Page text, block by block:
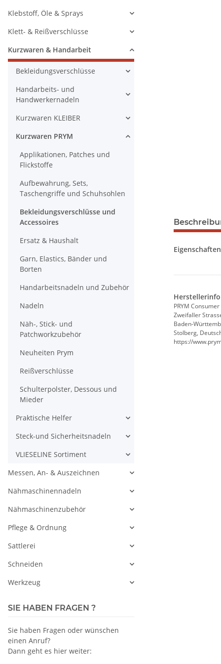
PRYM
Zweifaller
Baden-
Stolberg,
https://
Klebstoff, Öle & Sprays
Klett- & Reißverschlüsse
Kurzwaren & Handarbeit
Bekleidungsverschlüsse
Handarbeits- und
Handwerkernadeln
Kurzwaren KLEIBER
Kurzwaren PRYM
Applikationen, Patches und
Flickstoffe
Aufbewahrung, Sets,
Taschengriffe und Schuhsohlen
Bekleidungsverschlüsse und
Accessoires
Ersatz & Haushalt
Garn, Elastics, Bänder und
Borten
Handarbeitsnadeln und Zubehör
Nadeln
Näh-, Stick- und
Patchworkzubehör
Neuheiten Prym
Reißverschlüsse
Schulterpolster, Dessous und
Mieder
Praktische Helfer
Steck-und Sicherheitsnadeln
VLIESELINE Sortiment
Messen, An- & Auszeichnen
Nähmaschinennadeln
Nähmaschinenzubehör
Pflege & Ordnung
Sattlerei
Schneiden
Werkzeug
SIE HABEN FRAGEN ?
Sie haben Fragen oder wünschen
einen Anruf?
Dann geht es hier weiter: